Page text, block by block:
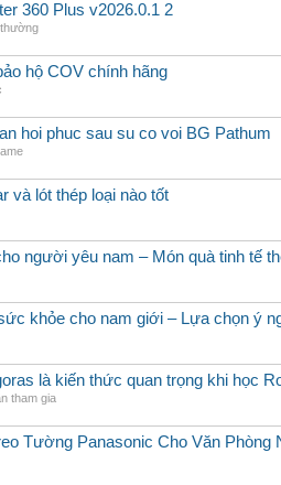
360 Plus v2026.0.1 2
hộ COV chính hãng
hoi phuc sau su co voi BG Pathum
và lót thép loại nào tốt
người yêu nam – Món quà tinh tế
khỏe cho nam giới – Lựa chọn ý
là kiến thức quan trọng khi học
tham gia
Tường Panasonic Cho Văn Phòng